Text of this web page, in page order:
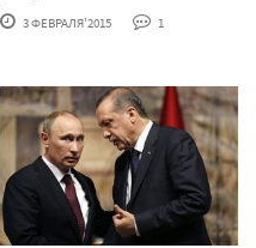
3 ФЕВРАЛЯ'2015 1